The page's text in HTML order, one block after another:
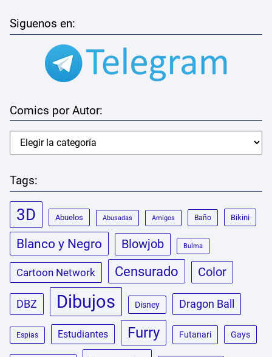
Siguenos en:
Comics por Autor:
Tags:
3D Abuelos Abusadas Amigos Baño Bikini
Blanco y Negro Blowjob Bulma
Cartoon Network Censurado Color
DBZ Dibujos Disney Dragon Ball
Espias Estudiantes Furry Futanari Gays